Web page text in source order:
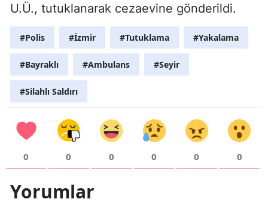
U.Ü., tutuklanarak cezaevine gönderildi.
#Polis #İzmir #Tutuklama #Yakalama
#Bayraklı #Ambulans #Seyir
#Silahlı Saldırı
0 0 0 0 0 0
Yorumlar